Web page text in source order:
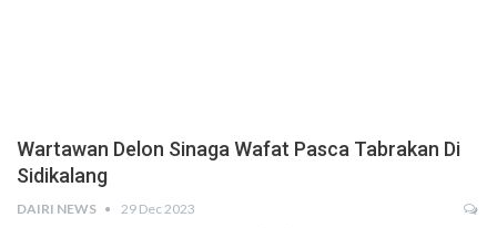
Wartawan Delon Sinaga Wafat Pasca Tabrakan Di
Sidikalang
DAIRI NEWS 29 Dec 2023